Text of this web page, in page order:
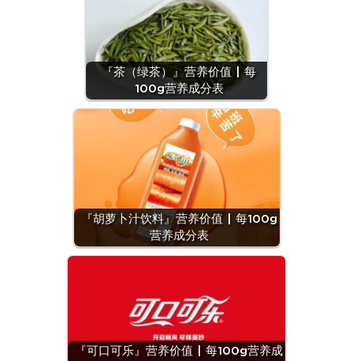
『茶（绿茶）』营养价值 | 每
100g营养成分表
『胡萝卜汁饮料』营养价值 | 每100g
营养成分表
『可口可乐』营养价值 | 每100g营养成